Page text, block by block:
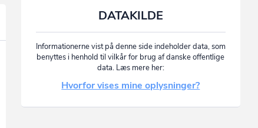
DATAKILDE
Informationerne vist på denne side indeholder data, som
benyttes i henhold til vilkår for brug af danske offentlige
data. Læs mere her:
Hvorfor vises mine oplysninger?